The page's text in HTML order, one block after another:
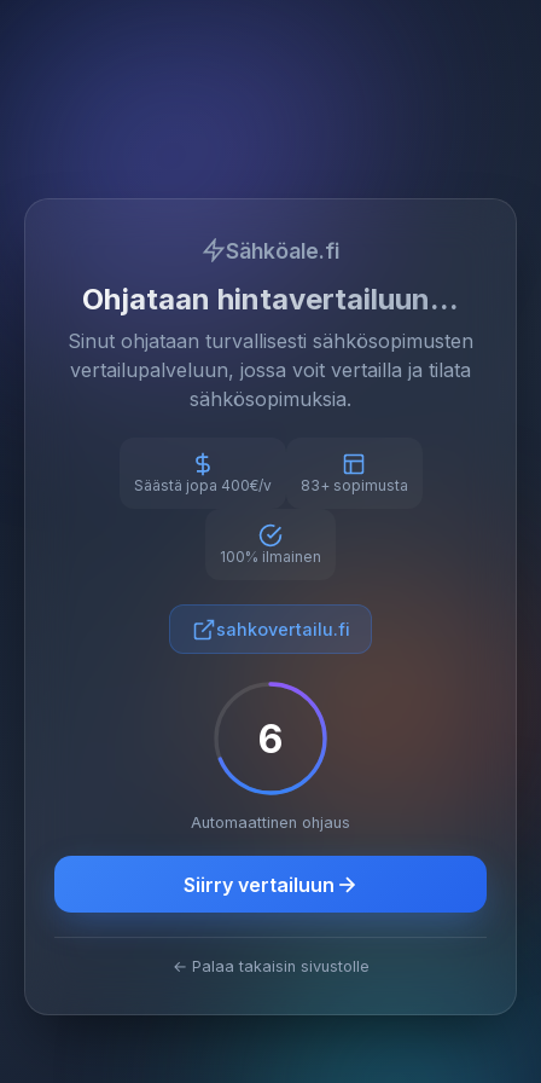
Sähköale.fi
Ohjataan hintavertailuun
Sinut ohjataan turvallisesti sähkösopimusten
vertailupalveluun, jossa voit vertailla ja tilata
sähkösopimuksia.
Säästä jopa 400€/v 83+ sopimusta
100% ilmainen
sahkovertailu.fi
6
Automaattinen ohjaus
Siirry vertailuun
← Palaa takaisin sivustolle